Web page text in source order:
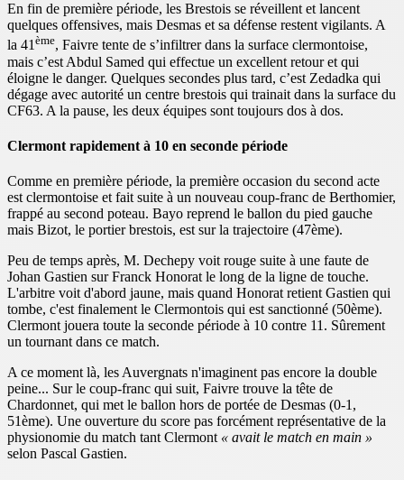
En fin de première période, les Brestois se réveillent et lancent
quelques offensives, mais Desmas et sa défense restent vigilants. A
la 41ème, Faivre tente de s’infiltrer dans la surface clermontoise,
mais c’est Abdul Samed qui effectue un excellent retour et qui
éloigne le danger. Quelques secondes plus tard, c’est Zedadka qui
dégage avec autorité un centre brestois qui trainait dans la surface du
CF63. A la pause, les deux équipes sont toujours dos à dos.
Clermont rapidement à 10 en seconde période
Comme en première période, la première occasion du second acte
est clermontoise et fait suite à un nouveau coup-franc de Berthomier,
frappé au second poteau. Bayo reprend le ballon du pied gauche
mais Bizot, le portier brestois, est sur la trajectoire (47ème).
Peu de temps après, M. Dechepy voit rouge suite à une faute de
Johan Gastien sur Franck Honorat le long de la ligne de touche.
L'arbitre voit d'abord jaune, mais quand Honorat retient Gastien qui
tombe, c'est finalement le Clermontois qui est sanctionné (50ème).
Clermont jouera toute la seconde période à 10 contre 11. Sûrement
un tournant dans ce match.
A ce moment là, les Auvergnats n'imaginent pas encore la double
peine... Sur le coup-franc qui suit, Faivre trouve la tête de
Chardonnet, qui met le ballon hors de portée de Desmas (0-1,
51ème). Une ouverture du score pas forcément représentative de la
physionomie du match tant Clermont « avait le match en main »
selon Pascal Gastien.